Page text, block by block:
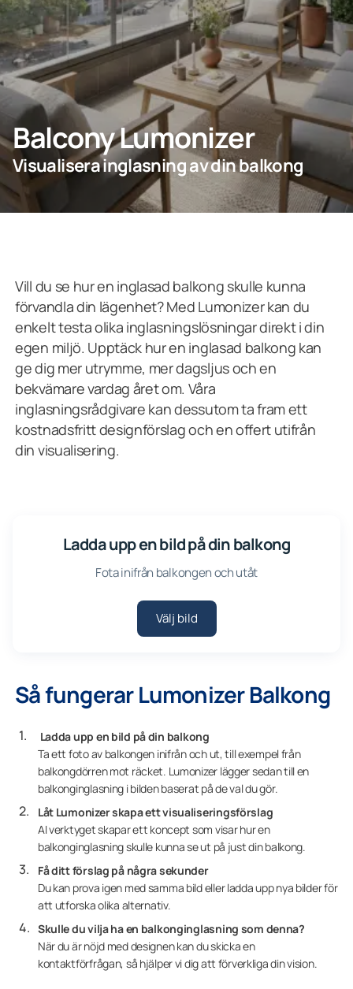
Företagskund
Lumonkoncernen
Balcony Lumonizer
Visualisera inglasning av din balkong
Vill du se hur en inglasad balkong skulle kunna
förvandla din lägenhet? Med Lumonizer kan du
enkelt testa olika inglasningslösningar direkt i din
egen miljö. Upptäck hur en inglasad balkong kan
ge dig mer utrymme, mer dagsljus och en
bekvämare vardag året om. Våra
inglasningsrådgivare kan dessutom ta fram ett
kostnadsfritt designförslag och en offert utifrån
din visualisering.
Ladda upp en bild på din balkong
Fota inifrån balkongen och utåt
Välj bild
Så fungerar Lumonizer Balkong
Ladda upp en bild på din balkong
Ta ett foto av balkongen inifrån och ut, till exempel från
balkongdörren mot räcket. Lumonizer lägger sedan till en
balkonginglasning i bilden baserat på de val du gör.
Låt Lumonizer skapa ett visualiseringsförslag
AI verktyget skapar ett koncept som visar hur en
balkonginglasning skulle kunna se ut på just din balkong.
Få ditt förslag på några sekunder
Du kan prova igen med samma bild eller ladda upp nya bilder för
att utforska olika alternativ.
Skulle du vilja ha en balkonginglasning som denna?
När du är nöjd med designen kan du skicka en
kontaktförfrågan, så hjälper vi dig att förverkliga din vision.